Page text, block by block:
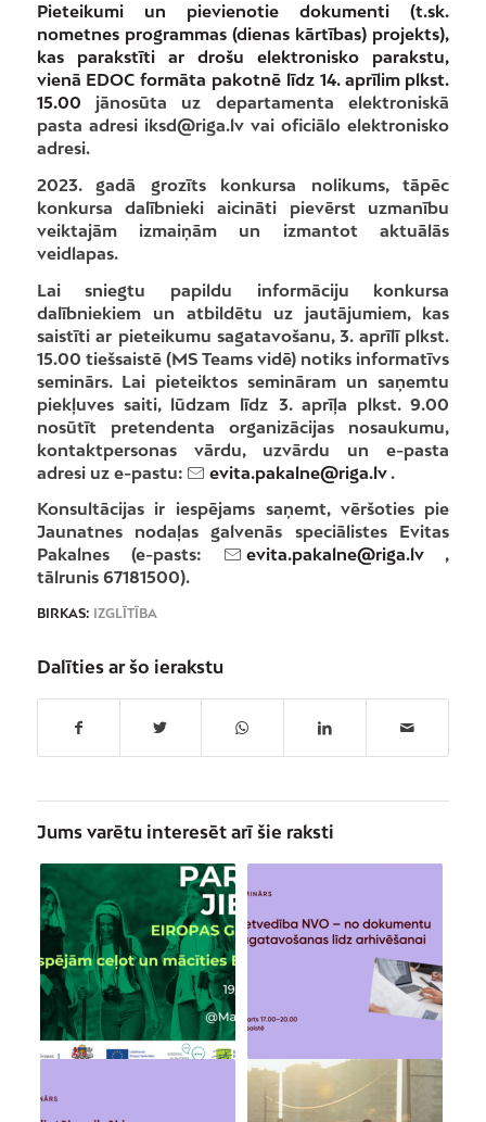
Pieteikumi un pievienotie dokumenti (t.sk.
nometnes programmas (dienas kārtības) projekts),
kas parakstīti ar drošu elektronisko parakstu,
vienā EDOC formāta pakotnē līdz 14. aprīlim plkst.
15.00 jānosūta uz departamenta elektroniskā
pasta adresi iksd@riga.lv vai oficiālo elektronisko
adresi.
2023. gadā grozīts konkursa nolikums, tāpēc
konkursa dalībnieki aicināti pievērst uzmanību
veiktajām izmaiņām un izmantot aktuālās
veidlapas.
Lai sniegtu papildu informāciju konkursa
dalībniekiem un atbildētu uz jautājumiem, kas
saistīti ar pieteikumu sagatavošanu, 3. aprīlī plkst.
15.00 tiešsaistē (MS Teams vidē) notiks informatīvs
seminārs. Lai pieteiktos semināram un saņemtu
piekļuves saiti, lūdzam līdz 3. aprīļa plkst. 9.00
nosūtīt pretendenta organizācijas nosaukumu,
kontaktpersonas vārdu, uzvārdu un e-pasta
adresi uz e-pastu:
evita.pakalne@riga.lv.
Konsultācijas ir iespējams saņemt, vēršoties pie
Jaunatnes nodaļas galvenās speciālistes Evitas
Pakalnes (e-pasts:
evita.pakalne@riga.lv,
tālrunis 67181500).
BIRKAS: IZGLĪTĪBA
Dalīties ar šo ierakstu
Jums varētu interesēt arī šie raksti